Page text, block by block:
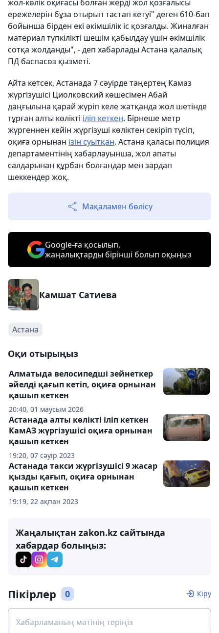
жол-көлік оқиғасы болған жерді жол қозғалысы
ережелерін бұза отырып тастап кетуі" деген 610-бап
бойынша бірден екі әкімшілік іс қозғалды. Жиналған
материал түпкілікті шешім қабылдау үшін әкімшілік
сотқа жолданды", - деп хабарлады Астана қалалық
ПД баспасөз қызметі.
Айта кетсек, Астанада 7 сәуірде таңертең Камаз
жүргізушісі Циолковский көшесімен Абай
даңғылына қарай жүріп келе жатқанда жол шетінде
тұрған алты көлікті іліп кеткен. Бірнеше метр
жүргеннен кейін жүргізуші көліктен секіріп түсіп,
оқиға орнынан ізін суытқан. Астана қаласы полиция
департаментінің хабарлауынша, жол апаты
салдарынан құрбан болғандар мен зардап
шеккендер жоқ.
Мақаламен бөлісу
Google-ға қосылып,
жаңалықтарды бірінші болып оқыңыз
Камшат Сатиева
Астана
Оқи отырыңыз
20:40, 01 маусым 2026
Алматыда велосипедші зейнеткер
әйелді қағып кетіп, оқиға орнынан
қашып кеткен
19:20, 07 сәуір 2023
Астанада алты көлікті іліп кеткен
КамАЗ жүргізушісі оқиға орнынан
қашып кеткен
19:19, 22 ақпан 2023
Астанада такси жүргізушісі 9 жасар
қызды қағып, оқиға орнынан
қашып кеткен
Жаңалықтан zakon.kz сайтында
хабардар болыңыз:
Пікірлер 0 Кіру